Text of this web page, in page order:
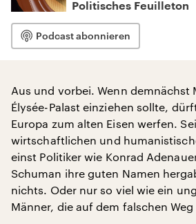
Politisches Feuilleton
Podcast abonnieren
Aus und vorbei. Wenn demnächst
Élysée-Palast einziehen sollte,
Europa zum alten Eisen werfen.
wirtschaftlichen und
einst Politiker wie Konrad
Schuman ihre guten Namen
nichts. Oder nur so viel wie ein
Männer, die auf dem falschen